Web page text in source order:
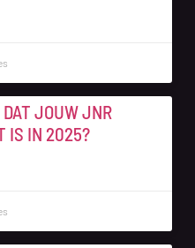
JOUW JNR
IS IN 2025?